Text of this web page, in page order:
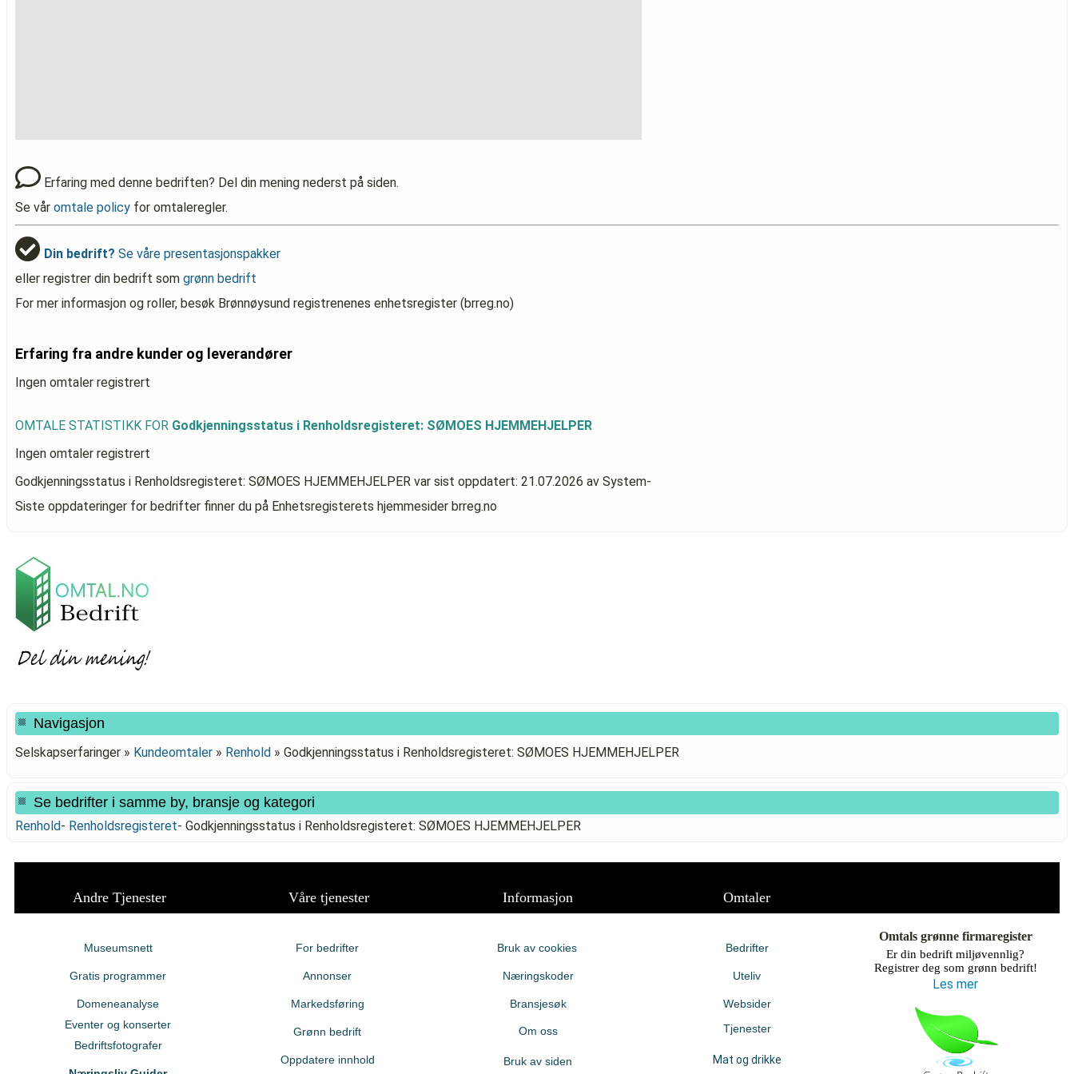
Erfaring med denne bedriften? Del din mening nederst på siden.
Se vår omtale policy for omtaleregler.
Din bedrift? Se våre presentasjonspakker
eller registrer din bedrift som grønn bedrift
For mer informasjon og roller, besøk Brønnøysund registrenenes enhetsregister (brreg.no)
Erfaring fra andre kunder og leverandører
Ingen omtaler registrert
OMTALE STATISTIKK FOR Godkjenningsstatus i Renholdsregisteret: SØMOES HJEMMEHJELPER
Ingen omtaler registrert
Godkjenningsstatus i Renholdsregisteret: SØMOES HJEMMEHJELPER var sist oppdatert: 21.07.2026 av System-
Siste oppdateringer for bedrifter finner du på Enhetsregisterets hjemmesider brreg.no
Navigasjon
Selskapserfaringer » Kundeomtaler » Renhold » Godkjenningsstatus i Renholdsregisteret: SØMOES HJEMMEHJELPER
Se bedrifter i samme by, bransje og kategori
Renhold- Renholdsregisteret- Godkjenningsstatus i Renholdsregisteret: SØMOES HJEMMEHJELPER
Andre Tjenester Våre tjenester Informasjon Omtaler
Museumsnett
Gratis programmer
Domeneanalyse
Eventer og konserter
Bedriftsfotografer
For bedrifter
Annonser
Markedsføring
Grønn bedrift
Oppdatere innhold
Bruk av cookies
Næringskoder
Bransjesøk
Om oss
Bruk av siden
Bedrifter
Uteliv
Websider
Tjenester
Mat og drikke
Omtals grønne firmaregister
Er din bedrift miljøvennlig?
Registrer deg som grønn bedrift!
Les mer